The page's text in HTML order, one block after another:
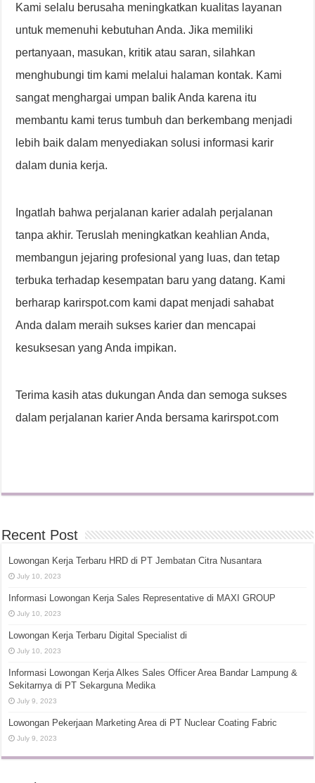
Kami selalu berusaha meningkatkan kualitas layanan
untuk memenuhi kebutuhan Anda. Jika memiliki
pertanyaan, masukan, kritik atau saran, silahkan
menghubungi tim kami melalui halaman kontak. Kami
sangat menghargai umpan balik Anda karena itu
membantu kami terus tumbuh dan berkembang menjadi
lebih baik dalam menyediakan solusi informasi karir
dalam dunia kerja.
Ingatlah bahwa perjalanan karier adalah perjalanan
tanpa akhir. Teruslah meningkatkan keahlian Anda,
membangun jejaring profesional yang luas, dan tetap
terbuka terhadap kesempatan baru yang datang. Kami
berharap karirspot.com kami dapat menjadi sahabat
Anda dalam meraih sukses karier dan mencapai
kesuksesan yang Anda impikan.
Terima kasih atas dukungan Anda dan semoga sukses
dalam perjalanan karier Anda bersama karirspot.com
Recent Post
Lowongan Kerja Terbaru HRD di PT Jembatan Citra Nusantara
July 10, 2023
Informasi Lowongan Kerja Sales Representative di MAXI GROUP
July 10, 2023
Lowongan Kerja Terbaru Digital Specialist di
July 10, 2023
Informasi Lowongan Kerja Alkes Sales Officer Area Bandar Lampung &
Sekitarnya di PT Sekarguna Medika
July 9, 2023
Lowongan Pekerjaan Marketing Area di PT Nuclear Coating Fabric
July 9, 2023